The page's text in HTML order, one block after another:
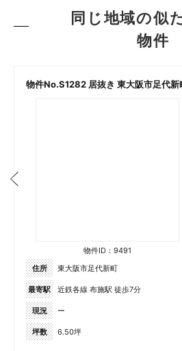
同じ地域の似
物件
物件No.S1282 居抜き 東大阪市足代新
物件ID：9491
住所
東大阪市足代新町
最寄駅 近鉄各線 布施駅 徒歩7分
現況 ー
坪数 6.50坪